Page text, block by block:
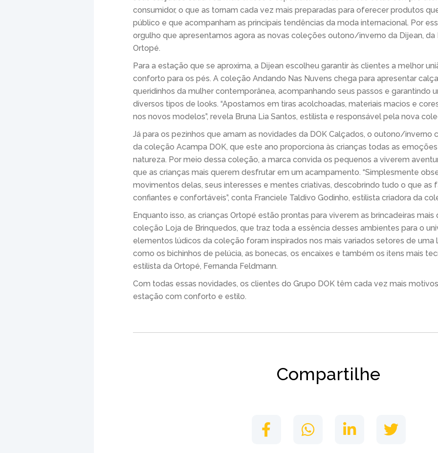
consumidor, o que as tornam cada vez mais preparadas para oferecer produtos
público e que acompanham as principais tendências da moda internacional. Por
orgulho que apresentamos agora as novas coleções outono/inverno da Dijean, da
Ortopé.
Para a estação que se aproxima, a Dijean escolheu garantir às clientes a melhor
conforto para os pés. A coleção Andando Nas Nuvens chega para apresentar
queridinhos da mulher contemporânea, acompanhando seus passos e garantindo
diversos tipos de looks. “Apostamos em tiras acolchoadas, materiais macios e
nos novos modelos”, revela Bruna Lia Santos, estilista e responsável pela nova
Já para os pezinhos que amam as novidades da DOK Calçados, o outono/inverno
da coleção Acampa DOK, que este ano proporciona às crianças todas as
natureza. Por meio dessa coleção, a marca convida os pequenos a viverem
que as crianças mais querem desfrutar em um acampamento. “Simplesmente
movimentos delas, seus interesses e mentes criativas, descobrindo tudo o que as
confiantes e confortáveis”, conta Franciele Taldivo Godinho, estilista criadora da
Enquanto isso, as crianças Ortopé estão prontas para viverem as brincadeiras mais
coleção Loja de Brinquedos, que traz toda a essência desses ambientes para o
elementos lúdicos da coleção foram inspirados nos mais variados setores de uma
como os bichinhos de pelúcia, as bonecas, os encaixes e também os itens mais
estilista da Ortopé, Fernanda Feldmann.
Com todas essas novidades, os clientes do Grupo DOK têm cada vez mais
estação com conforto e estilo.
Compartilhe